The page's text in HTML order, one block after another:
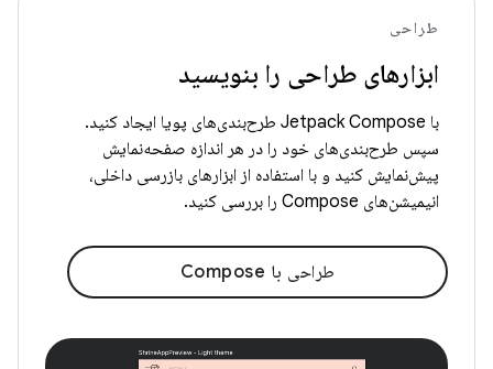
طراحی
ابزارهای طراحی را بنویسید
با Jetpack Compose طرح‌بندی‌های پویا ایجاد کنید.
سپس طرح‌بندی‌های خود را در هر اندازه صفحه‌نمایش
پیش‌نمایش کنید و با استفاده از ابزارهای بازرسی داخلی،
انیمیشن‌های Compose را بررسی کنید.
طراحی با Compose